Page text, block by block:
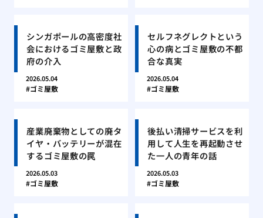
シンガポールの高密度社
会におけるゴミ屋敷と政
府の介入
2026.05.04
ゴミ屋敷
セルフネグレクトという
心の病とゴミ屋敷の不都
合な真実
2026.05.04
ゴミ屋敷
産業廃棄物としての廃タ
イヤ・バッテリーが混在
するゴミ屋敷の罠
2026.05.03
ゴミ屋敷
後払い清掃サービスを利
用して人生を再起動させ
た一人の青年の話
2026.05.03
ゴミ屋敷